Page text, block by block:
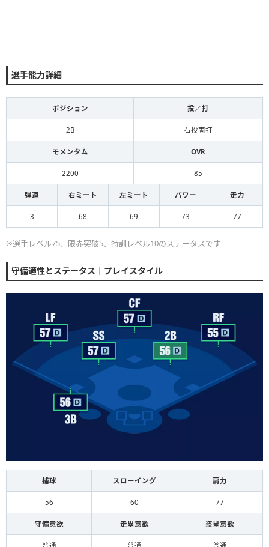
選手能力詳細
ポジション 投／打
2B 右投両打
モメンタム OVR
2200 85
弾道 右ミート 左ミート パワー 走力
3 68 69 73 77
※選手レベル75、限界突破5、特訓レベル10のステータスです
守備適性とステータス｜プレイスタイル
捕球 スローイング 肩力
56 60 77
守備意欲 走塁意欲 盗塁意欲